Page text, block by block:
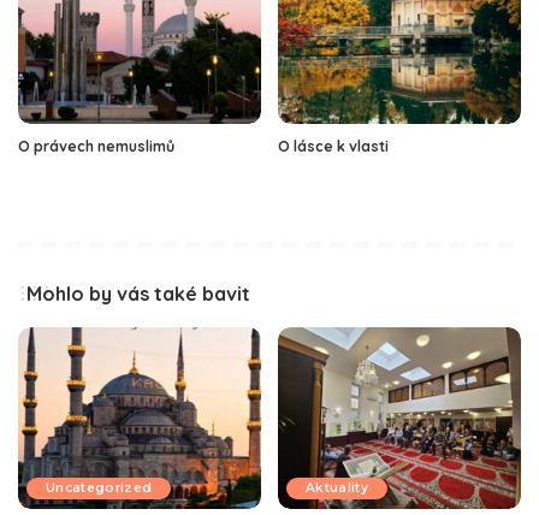
O právech nemuslimů O lásce k vlasti
Mohlo by vás také bavit
Uncategorized Aktuality